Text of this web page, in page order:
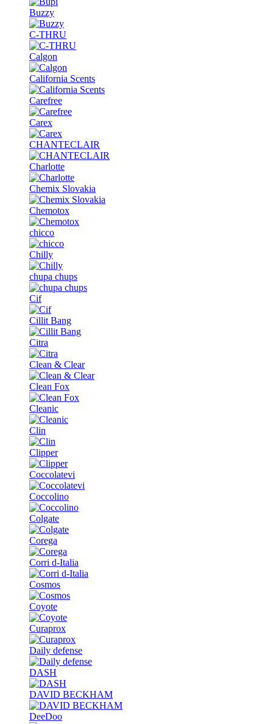
Buzzy
C-THRU
Calgon
California Scents
Carefree
Carex
CHANTECLAIR
Charlotte
Chemix Slovakia
Chemotox
chicco
Chilly
chupa chups
Cif
Cillit Bang
Citra
Clean & Clear
Clean Fox
Cleanic
Clin
Clipper
Coccolatevi
Coccolino
Colgate
Corega
Corri d-Italia
Cosmos
Coyote
Curaprox
Daily defense
DASH
DAVID BECKHAM
DeeDoo